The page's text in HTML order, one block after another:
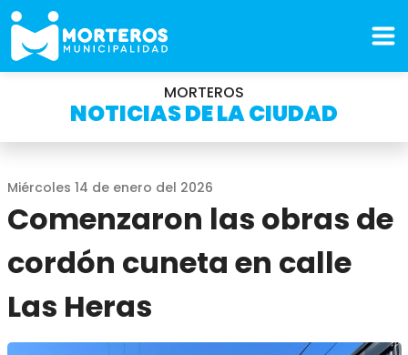
MORTEROS
NOTICIAS DE LA CIUDAD
Miércoles 14 de enero del 2026
Comenzaron las obras de
cordón cuneta en calle
Las Heras